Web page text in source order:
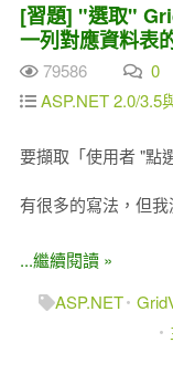
[習題] "選取"
一列對應資料表
79586
0
ASP.NET 2.0/3.5
要擷取「使用者 "點
有很多的寫法，但
...繼續閱讀 »
ASP.NET